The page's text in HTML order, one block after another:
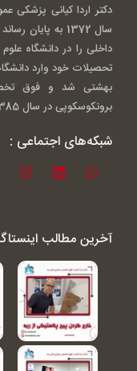
دکتر اردا کیانی پزشکی
داخلی را در دانشگاه
تحصیلات خود وارد
بهشتی شد و فوق
برونکوسکوپی در سال 1385 دریافت کرد.
شبکه‌های اجتماعی :
آخرین مطالب